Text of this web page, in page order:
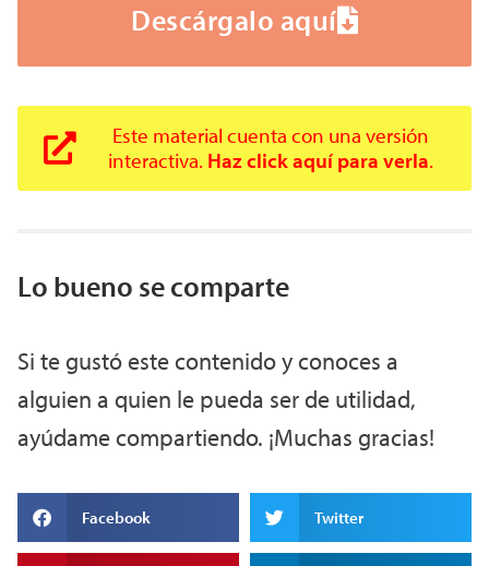
Descárgalo aquí
Este material cuenta con una versión
interactiva. Haz click aquí para verla.
Lo bueno se comparte
Si te gustó este contenido y conoces a
alguien a quien le pueda ser de utilidad,
ayúdame compartiendo. ¡Muchas gracias!
Facebook Twitter